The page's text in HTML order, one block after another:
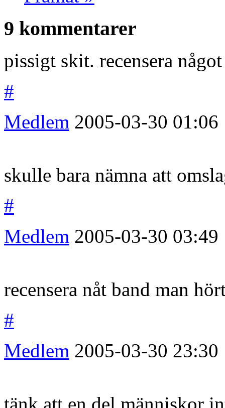
9 kommentarer
pissigt skit. recensera
#
Medlem 2005-03-30 01:06
skulle bara nämna att
#
Medlem 2005-03-30 03:49
recensera nåt band man
#
Medlem 2005-03-30 23:30